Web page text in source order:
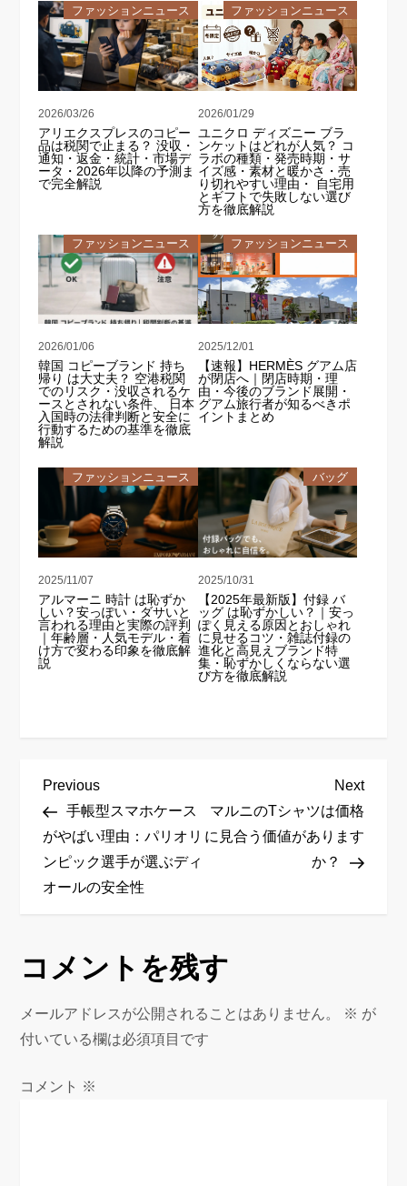
ファッションニュース
2026/03/26
アリエクスプレスのコピー
品は税関で止まる？ 没収・
通知・返金・統計・市場デ
ータ・2026年以降の予測ま
で完全解説
ファッションニュース
2026/01/29
ユニクロ ディズニー ブラ
ンケットはどれが人気？ コ
ラボの種類・発売時期・サ
イズ感・素材と暖かさ・売
り切れやすい理由・ 自宅用
とギフトで失敗しない選び
方を徹底解説
ファッションニュース
2026/01/06
韓国 コピーブランド 持ち
帰り は大丈夫？ 空港税関
でのリスク・没収されるケ
ースとされない条件、 日本
入国時の法律判断と安全に
行動するための基準を徹底
解説
ファッションニュース
2025/12/01
【速報】HERMÈS グアム店
が閉店へ｜閉店時期・理
由・今後のブランド展開・
グアム旅行者が知るべきポ
イントまとめ
ファッションニュース
2025/11/07
アルマーニ 時計 は恥ずか
しい？安っぽい・ダサいと
言われる理由と実際の評判
｜年齢層・人気モデル・着
け方で変わる印象を徹底解
説
バッグ
2025/10/31
【2025年最新版】付録 バ
ッグ は恥ずかしい？｜安っ
ぽく見える原因とおしゃれ
に見せるコツ・雑誌付録の
進化と高見えブランド特
集・恥ずかしくならない選
び方を徹底解説
投
稿
ナ
ビ
ゲ
ン
Previous
Post
Previous
手帳型スマホケース
がやばい理由：パリオリ
ンピック選手が選ぶディ
オールの安全性
Next
Post
Next
マルニのTシャツは価格
に見合う価値があります
か？
コメントを残す
メールアドレスが公開されることはありません。 ※ が
付いている欄は必須項目です
コメント ※